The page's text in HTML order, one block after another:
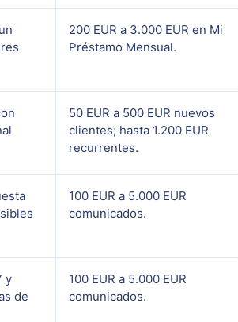
200 EUR a 3.000 EUR en Mi
Préstamo Mensual.
50 EUR a 500 EUR nuevos
clientes; hasta 1.200 EUR
recurrentes.
100 EUR a 5.000 EUR
comunicados.
y
de
100 EUR a 5.000 EUR
comunicados.